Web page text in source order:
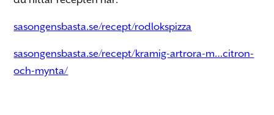
sasongensbasta.se/recept/rodlokspizza
sasongensbasta.se/recept/kramig-artrora-m…citron-
och-mynta/